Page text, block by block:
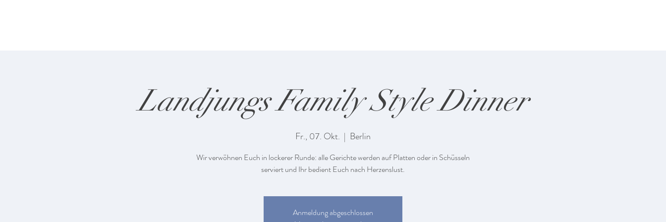
Landjungs Family Style Dinner
Fr., 07. Okt.
  |
Berlin
Wir verwöhnen Euch in lockerer Runde: alle Gerichte werden auf Platten oder in Schüsseln
serviert und Ihr bedient Euch nach Herzenslust.
Anmeldung abgeschlossen